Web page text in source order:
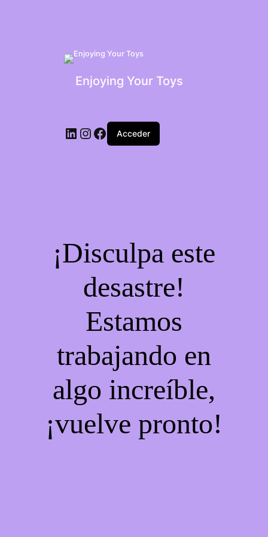
Enjoying Your Toys
Acceder
¡Disculpa este
desastre!
Estamos
trabajando en
algo increíble,
¡vuelve pronto!